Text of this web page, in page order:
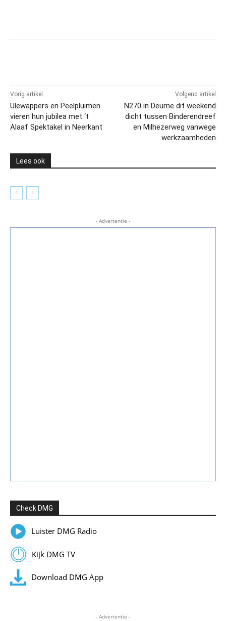
Vorig artikel
Ulewappers en Peelpluimen
vieren hun jubilea met ‘t
Alaaf Spektakel in Neerkant
Volgend artikel
N270 in Deurne dit weekend
dicht tussen Binderendreef
en Milhezerweg vanwege
werkzaamheden
Lees ook
- Advertentie -
Check DMG
Luister DMG Radio
Kijk DMG TV
Download DMG App
- Advertentie -